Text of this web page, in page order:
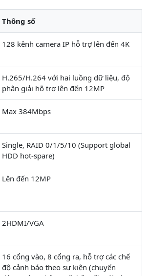
Thông số
128 kênh camera IP hỗ trợ lên đến 4K
H.265/H.264 với hai luồng dữ liệu, độ
phân giải hỗ trợ lên đến 12MP
Max 384Mbps
Single, RAID 0/1/5/10 (Support global
HDD hot-spare)
Lên đến 12MP
2HDMI/VGA
16 cổng vào, 8 cổng ra, hỗ trợ các chế
độ cảnh báo theo sự kiện (chuyển